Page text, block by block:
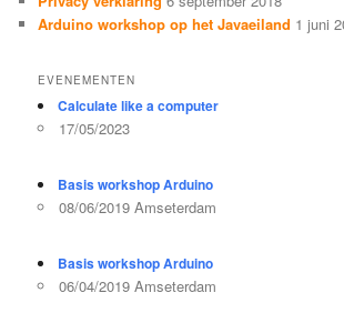
Arduino workshop op het Javaeiland 1 juni
EVENEMENTEN
Calculate like a computer
17/05/2023
Basis workshop Arduino
08/06/2019 Amseterdam
Basis workshop Arduino
06/04/2019 Amseterdam